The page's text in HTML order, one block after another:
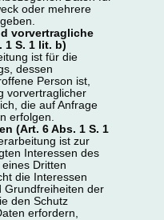
oder mehrere
vorvertragliche
1 S. 1 lit. b)
ist für die
dessen
Person ist,
vorvertraglicher
die auf Anfrage
erfolgen.
(Art. 6 Abs. 1 S. 1
ist zur
Interessen des
Dritten
die Interessen
Grundfreiheiten der
den Schutz
erfordern,